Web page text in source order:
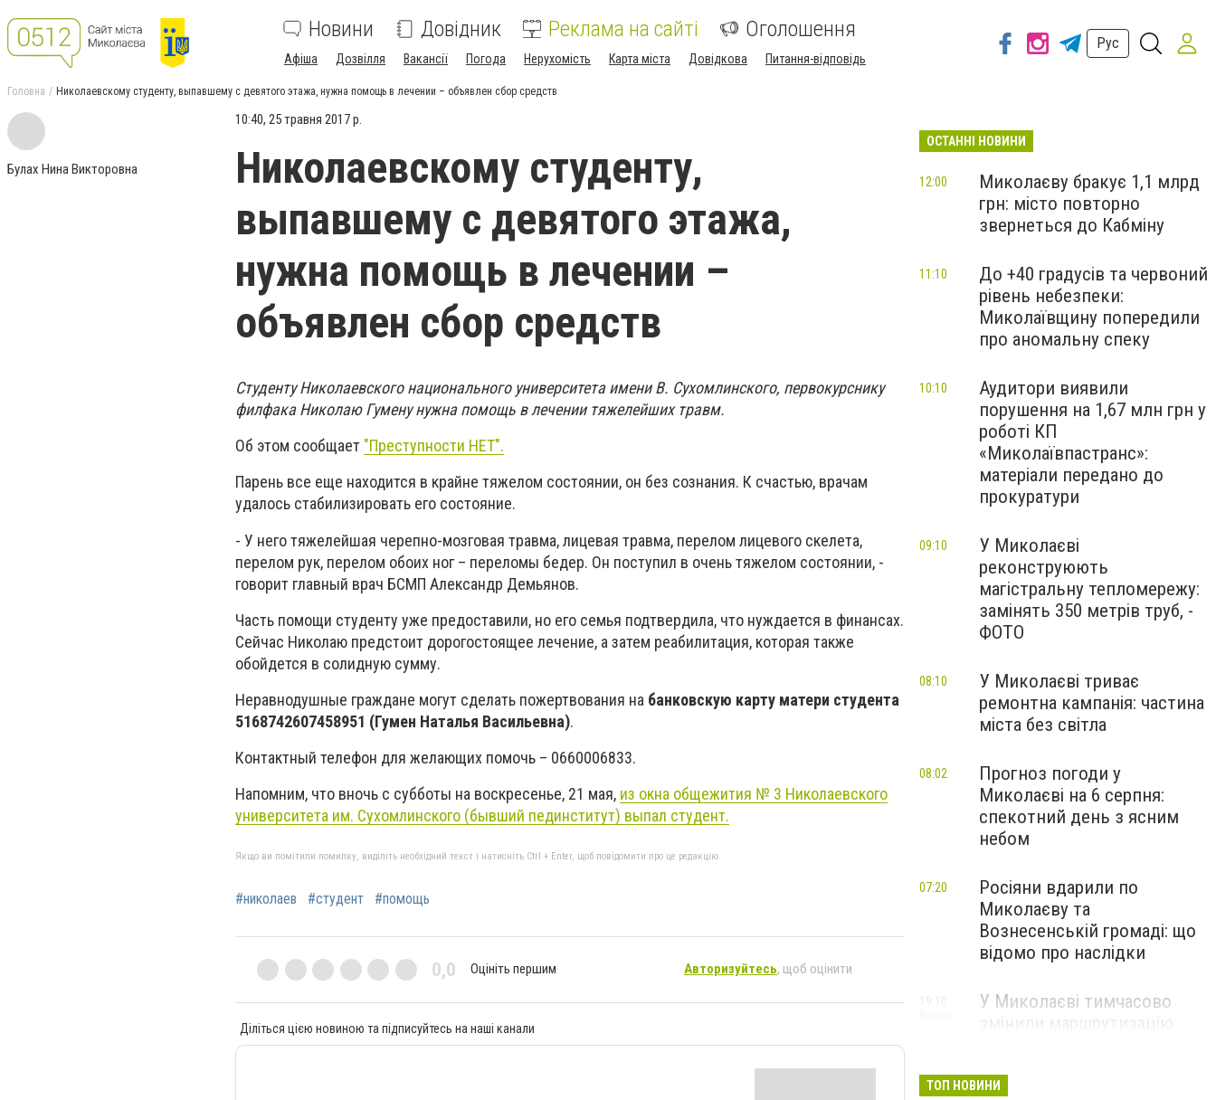
Новини Довідник Реклама на сайті Оголошення
Афіша Дозвілля Вакансії Погода Нерухомість Карта міста Довідкова Питання-відповідь
Рус
Головна Николаевскому студенту, выпавшему с девятого этажа, нужна помощь в лечении – объявлен сбор средств
Булах Нина Викторовна
10:40, 25 травня 2017 р.
Николаевскому студенту,
выпавшему с девятого этажа,
нужна помощь в лечении –
объявлен сбор средств
Студенту Николаевского национального университета имени В. Сухомлинского, первокурснику
филфака Николаю Гумену нужна помощь в лечении тяжелейших травм.
Об этом сообщает "Преступности НЕТ".
Парень все еще находится в крайне тяжелом состоянии, он без сознания. К счастью, врачам
удалось стабилизировать его состояние.
- У него тяжелейшая черепно-мозговая травма, лицевая травма, перелом лицевого скелета,
перелом рук, перелом обоих ног – переломы бедер. Он поступил в очень тяжелом состоянии, -
говорит главный врач БСМП Александр Демьянов.
Часть помощи студенту уже предоставили, но его семья подтвердила, что нуждается в финансах.
Сейчас Николаю предстоит дорогостоящее лечение, а затем реабилитация, которая также
обойдется в солидную сумму.
Неравнодушные граждане могут сделать пожертвования на банковскую карту матери студента
5168742607458951 (Гумен Наталья Васильевна).
Контактный телефон для желающих помочь – 0660006833.
Напомним, что вночь с субботы на воскресенье, 21 мая, из окна общежития № 3 Николаевского
университета им. Сухомлинского (бывший пединститут) выпал студент.
Якщо ви помітили помилку, виділіть необхідний текст і натисніть Ctrl + Enter, щоб повідомити про це редакцію
#николаев #студент #помощь
0,0 Оцініть першим Авторизуйтесь, щоб оцінити
Діліться цією новиною та підписуйтесь на наші канали
ОСТАННІ НОВИНИ
Миколаєву бракує 1,1 млрд
грн: місто повторно
звернеться до Кабміну
12:00
До +40 градусів та червоний
рівень небезпеки:
Миколаївщину попередили
про аномальну спеку
11:10
Аудитори виявили
порушення на 1,67 млн грн у
роботі КП
«Миколаївпастранс»:
матеріали передано до
прокуратури
10:10
У Миколаєві
реконструюють
магістральну тепломережу:
замінять 350 метрів труб, -
ФОТО
09:10
У Миколаєві триває
ремонтна кампанія: частина
міста без світла
08:10
Прогноз погоди у
Миколаєві на 6 серпня:
спекотний день з ясним
небом
08:02
Росіяни вдарили по
Миколаєву та
Вознесенській громаді: що
відомо про наслідки
07:20
У Миколаєві тимчасово
ТОП НОВИНИ